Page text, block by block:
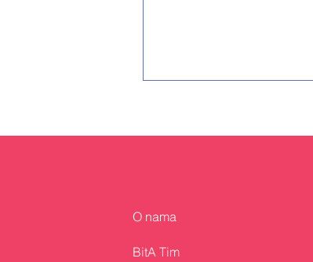
predstavljena na GITEX
O nama
BitA Tim